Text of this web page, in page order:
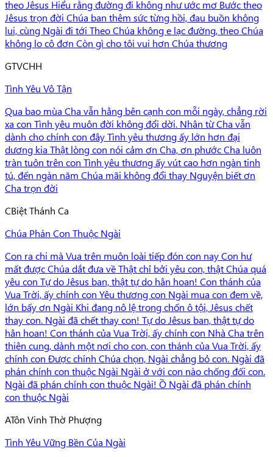
theo Jêsus Hiểu rằng đường đi không như ước mơ Bước theo
Jêsus trọn đời Chúa ban thêm sức từng hồi, đau buồn không
lui, cùng Ngài đi tới Theo Chúa không e lạc đường, theo Chúa
không lo cô đơn Còn gì cho tôi vui hơn Chúa thương
GTVCHH
Tình Yêu Vô Tận
Qua bao mùa Cha vẫn hằng bên cạnh con mỗi ngày, chẳng rời
xa con Tình yêu muôn đời không đổi dời. Nhân từ Cha vẫn
dành cho chính con đây Tình yêu thương ấy lớn hơn đại
dương kia Thật lòng con nói cảm ơn Cha, ơn phước Cha luôn
tràn tuôn trên con Tình yêu thương ấy vút cao hơn ngàn tinh
tú, đến ngàn năm Chúa mãi không đổi thay Nguyện biết ơn
Cha trọn đời
CBiệt Thánh Ca
Chúa Phán Con Thuộc Ngài
Con ra chi mà Vua trên muôn loài tiếp đón con nay Con hư
mất được Chúa dắt đưa về Thật chỉ bởi yêu con, thật Chúa quá
yêu con Tự do Jêsus ban, thật tự do hân hoan! Con thánh của
Vua Trời, ấy chính con Yêu thương con Ngài mua con đem về,
lớn bấy ơn Ngài Khi đang nô lệ trong chốn ô tội, Jêsus chết
thay con. Ngài đã chết thay con! Tự do Jêsus ban, thật tự do
hân hoan! Con thánh của Vua Trời, ấy chính con Nhà Cha trên
thiên cung, dành một nơi cho con, con thánh của Vua Trời, ấy
chính con Được chính Chúa chọn, Ngài chẳng bỏ con. Ngài đã
phán chính con thuộc Ngài Ngài ở với con nào chống đối con.
Ngài đã phán chính con thuộc Ngài! Ồ Ngài đã phán chính
con thuộc Ngài
ATôn Vinh Thờ Phượng
Tình Yêu Vững Bền Của Ngài